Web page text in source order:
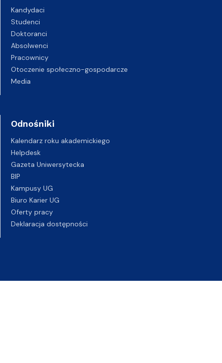
Kandydaci
Studenci
Doktoranci
Absolwenci
Pracownicy
Otoczenie społeczno-gospodarcze
Media
Odnośniki
Kalendarz roku akademickiego
Helpdesk
Gazeta Uniwersytecka
BIP
Kampusy UG
Biuro Karier UG
Oferty pracy
Deklaracja dostępności